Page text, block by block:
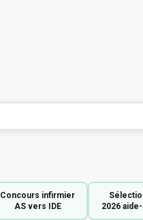
Concours infirmier
AS vers IDE
2026